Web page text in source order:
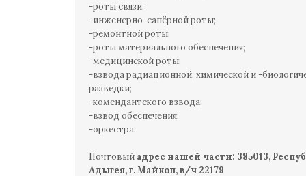
-роты связи;
-инженерно-сапёрной роты;
-ремонтной роты;
-роты материального обеспечения;
-медицинской роты;
-взвода радиационной, химической и -
разведки;
-комендантского взвода;
-взвод обеспечения;
-оркестра.
Почтовый адрес нашей части: 385013,
Адыгея, г. Майкоп, в/ч 22179